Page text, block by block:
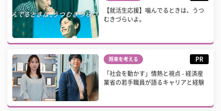
【就活生応援】噛んでるときは、うつ
むきづらいよ。
将来を考える PR
「社会を動かす」情熱と視点 - 経済産
業省の若手職員が語るキャリアと経験